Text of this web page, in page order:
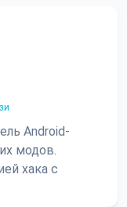
Android-
модов.
хака с